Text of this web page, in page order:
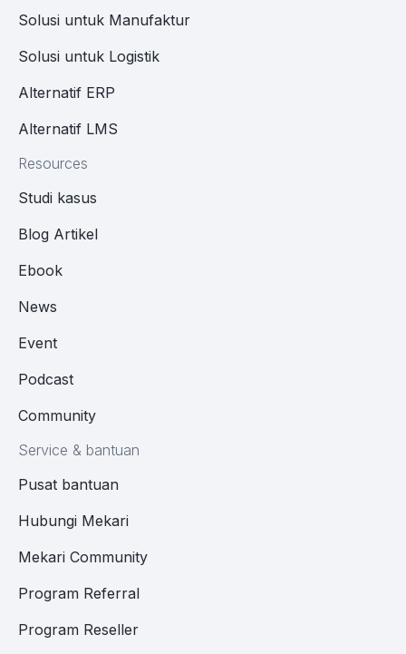
Solusi untuk Manufaktur
Solusi untuk Logistik
Alternatif ERP
Alternatif LMS
Resources
Studi kasus
Blog Artikel
Ebook
News
Event
Podcast
Community
Service & bantuan
Pusat bantuan
Hubungi Mekari
Mekari Community
Program Referral
Program Reseller